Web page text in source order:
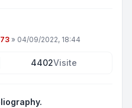
» 04/09/2022, 18:44
4402Visite